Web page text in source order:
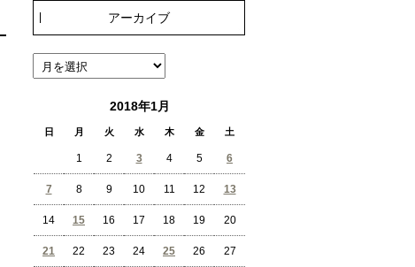
アーカイブ
2018年1月
日 月 火 水 木 金 土
1 2 3 4 5 6
7 8 9 10 11 12 13
14 15 16 17 18 19 20
21 22 23 24 25 26 27